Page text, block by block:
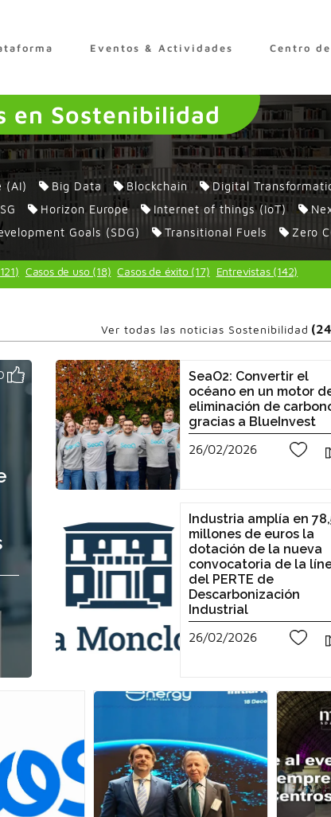
Eventos & Actividades Centro
en Sostenibilidad
(AI) Big Data Blockchain Digital
Horizon Europe Internet of things (IoT)
Goals (SDG) Transitional Fuels Zero
Casos de uso (18) Casos de éxito (17) Entrevistas (142)
Ver todas las noticias Sostenibilidad
SeaO2: Convertir el
océano en un motor
eliminación de
gracias a BlueInvest
26/02/2026
Industria amplía en
millones de euros la
dotación de la nueva
convocatoria de la
del PERTE de
Descarbonización
Industrial
26/02/2026